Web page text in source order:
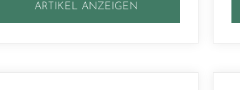
ARTIKEL ANZEIGEN